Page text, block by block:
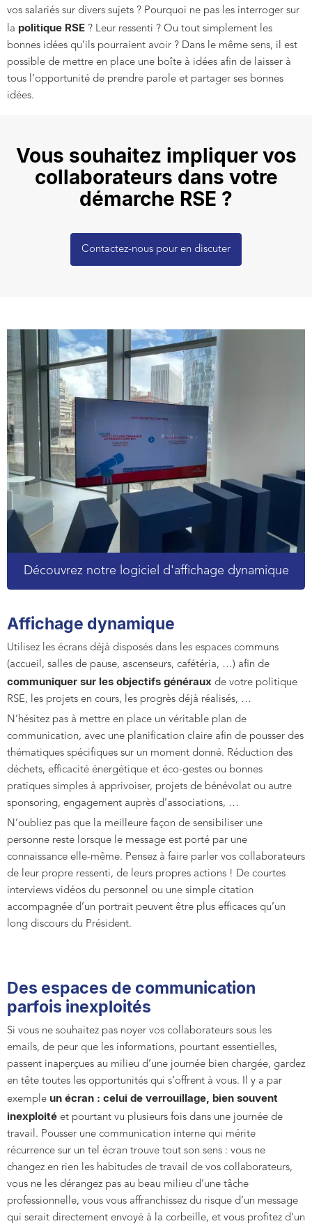
vos salariés sur divers sujets ? Pourquoi ne pas les interroger sur
la politique RSE ? Leur ressenti ? Ou tout simplement les
bonnes idées qu’ils pourraient avoir ? Dans le même sens, il est
possible de mettre en place une boîte à idées afin de laisser à
tous l’opportunité de prendre parole et partager ses bonnes
idées.
Vous souhaitez impliquer vos
collaborateurs dans votre
démarche RSE ?
Contactez-nous pour en discuter
Découvrez notre logiciel d'affichage dynamique
Affichage dynamique
Utilisez les écrans déjà disposés dans les espaces communs
(accueil, salles de pause, ascenseurs, cafétéria, …) afin de
communiquer sur les objectifs généraux de votre politique
RSE, les projets en cours, les progrès déjà réalisés, …
N’hésitez pas à mettre en place un véritable plan de
communication, avec une planification claire afin de pousser des
thématiques spécifiques sur un moment donné. Réduction des
déchets, efficacité énergétique et éco-gestes ou bonnes
pratiques simples à apprivoiser, projets de bénévolat ou autre
sponsoring, engagement auprès d’associations, …
N’oubliez pas que la meilleure façon de sensibiliser une
personne reste lorsque le message est porté par une
connaissance elle-même. Pensez à faire parler vos collaborateurs
de leur propre ressenti, de leurs propres actions ! De courtes
interviews vidéos du personnel ou une simple citation
accompagnée d’un portrait peuvent être plus efficaces qu’un
long discours du Président.
Des espaces de communication
parfois inexploités
Si vous ne souhaitez pas noyer vos collaborateurs sous les
emails, de peur que les informations, pourtant essentielles,
passent inaperçues au milieu d’une journée bien chargée, gardez
en tête toutes les opportunités qui s’offrent à vous. Il y a par
exemple un écran : celui de verrouillage, bien souvent
inexploité et pourtant vu plusieurs fois dans une journée de
travail. Pousser une communication interne qui mérite
récurrence sur un tel écran trouve tout son sens : vous ne
changez en rien les habitudes de travail de vos collaborateurs,
vous ne les dérangez pas au beau milieu d’une tâche
professionnelle, vous vous affranchissez du risque d’un message
qui serait directement envoyé à la corbeille, et vous profitez d’un